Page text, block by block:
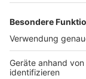
Neuanfang
läuft
Bodycams